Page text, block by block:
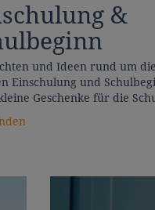
&
und Ideen rund um die
Einschulung und
Geschenke für die